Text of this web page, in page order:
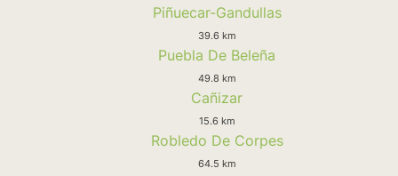
Piñuecar-Gandullas
39.6 km
Puebla De Beleña
49.8 km
Cañizar
15.6 km
Robledo De Corpes
64.5 km